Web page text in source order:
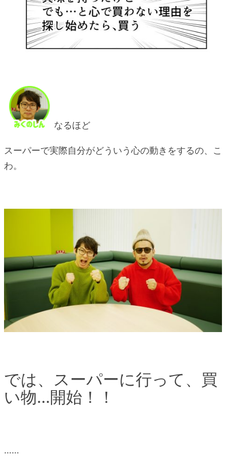
なるほど
スーパーで実際自分がどういう心の動きをするの、こ
わ。
では、スーパーに行って、買
い物…開始！！
……